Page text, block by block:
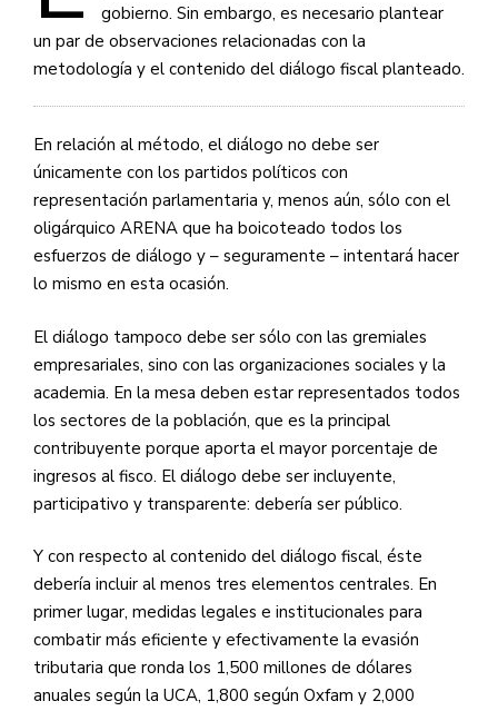
gobierno. Sin embargo, es necesario plantear
un par de observaciones relacionadas con la
metodología y el contenido del diálogo fiscal planteado.
En relación al método, el diálogo no debe ser
únicamente con los partidos políticos con
representación parlamentaria y, menos aún, sólo con el
oligárquico ARENA que ha boicoteado todos los
esfuerzos de diálogo y – seguramente – intentará hacer
lo mismo en esta ocasión.
El diálogo tampoco debe ser sólo con las gremiales
empresariales, sino con las organizaciones sociales y la
academia. En la mesa deben estar representados todos
los sectores de la población, que es la principal
contribuyente porque aporta el mayor porcentaje de
ingresos al fisco. El diálogo debe ser incluyente,
participativo y transparente: debería ser público.
Y con respecto al contenido del diálogo fiscal, éste
debería incluir al menos tres elementos centrales. En
primer lugar, medidas legales e institucionales para
combatir más eficiente y efectivamente la evasión
tributaria que ronda los 1,500 millones de dólares
anuales según la UCA, 1,800 según Oxfam y 2,000